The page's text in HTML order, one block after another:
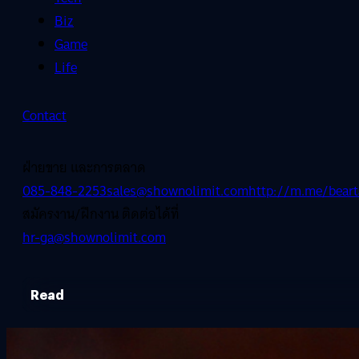
Biz
Game
Life
Contact
ฝ่ายขาย และการตลาด
085-848-2253sales@shownolimit.comhttp://m.me/
สมัครงาน/ฝึกงาน ติดต่อได้ที่
hr-ga@shownolimit.com
Read